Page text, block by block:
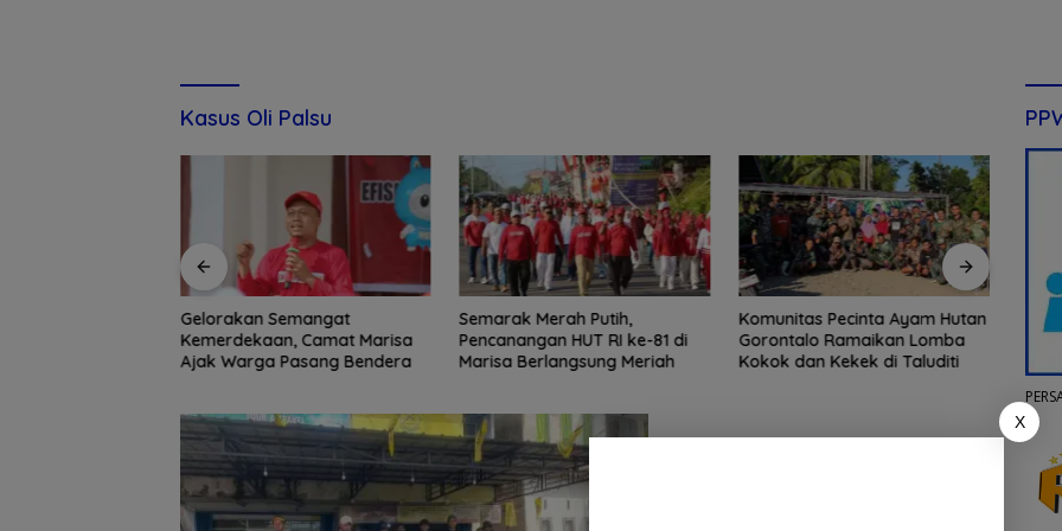
Kasus Oli Palsu
Gelorakan Semangat
Kemerdekaan, Camat Marisa
Ajak Warga Pasang Bendera
Semarak Merah Putih,
Pencanangan HUT RI ke-81 di
Marisa Berlangsung Meriah
Komunitas Pecinta Ayam Hutan
Gorontalo Ramaikan Lomba
Kokok dan Kekek di Taluditi
Beri
X